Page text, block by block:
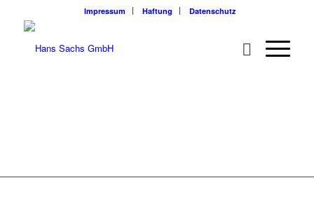
Impressum Haftung Datenschutz